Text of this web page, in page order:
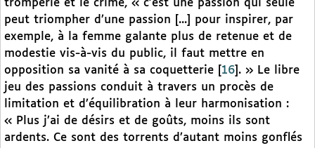
tromperie et le crime, « c’est une passion qui seule
peut triompher d’une passion [...] pour inspirer, par
exemple, à la femme galante plus de retenue et de
modestie vis-à-vis du public, il faut mettre en
opposition sa vanité à sa coquetterie
16 . » Le libre
jeu des passions conduit à travers un procès de
limitation et d’équilibration à leur harmonisation :
« Plus j’ai de désirs et de goûts, moins ils sont
ardents. Ce sont des torrents d’autant moins gonflés